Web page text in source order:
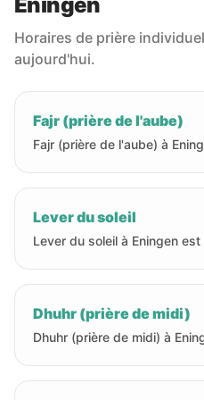
Horaires de prière
aujourd'hui.
Fajr (prière de l'aube)
Fajr (prière de l'aube) à
Lever du soleil
Lever du soleil à Eningen
Dhuhr (prière de midi)
Dhuhr (prière de midi) à